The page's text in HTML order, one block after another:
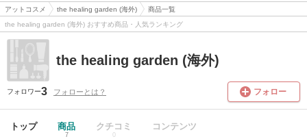
@cosme
アットコスメ the healing garden (海外)
商品一覧
the healing garden (海外) おすすめ商品・人気ランキング
the healing garden (海外)
フォロワー3 フォローとは？ フォロー
トップ 商品
7
クチコミ
0
コンテンツ